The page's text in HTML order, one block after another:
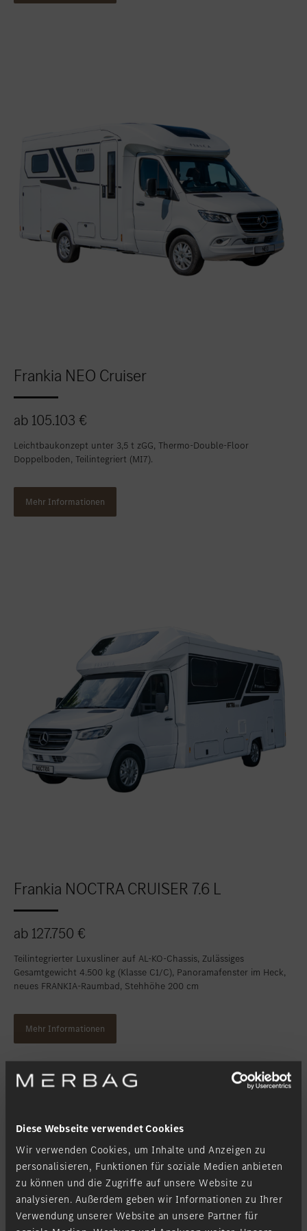
Diese Webseite verwendet Cookies
Wir verwenden Cookies, um Inhalte und Anzeigen zu
personalisieren, Funktionen für soziale Medien anbieten
zu können und die Zugriffe auf unsere Website zu
analysieren. Außerdem geben wir Informationen zu Ihrer
Verwendung unserer Website an unsere Partner für
Frankia NEO Cruiser
ab 105.103 €
Leichtbaukonzept unter 3,5 t zGG, Thermo-Double-Floor
Doppelboden, Teilintegriert (MI7).
Mehr Informationen
Frankia NOCTRA CRUISER 7.6 L
ab 127.750 €
Teilintegrierter Luxusliner auf AL-KO-Chassis, Zulässiges
Gesamtgewicht 4.500 kg (Klasse C1/C), Panoramafenster im Heck,
neues FRANKIA-Raumbad, Stehhöhe 200 cm
Mehr Informationen